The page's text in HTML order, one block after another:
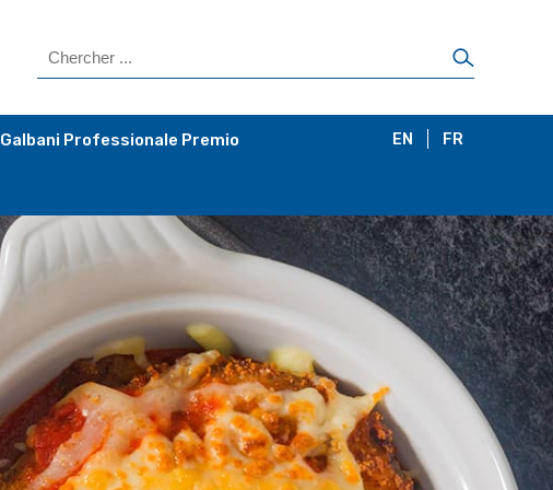
Galbani Professionale Premio EN FR